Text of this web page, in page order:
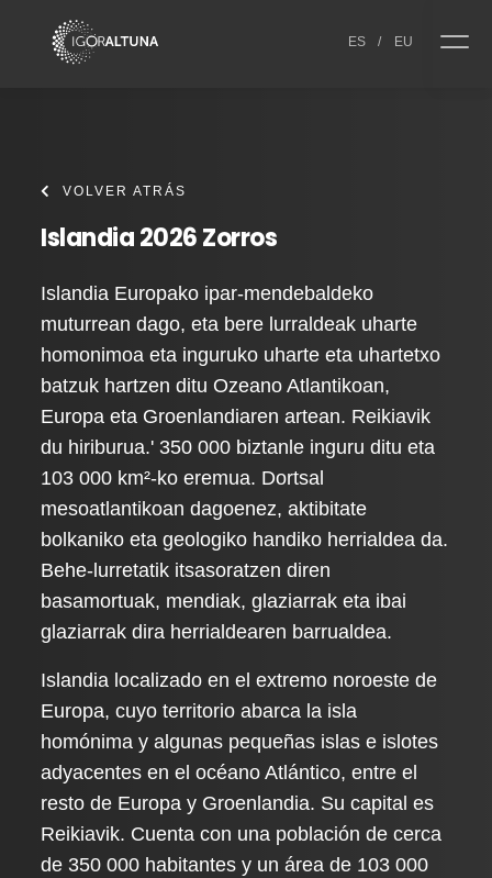
ES / EU
VOLVER ATRÁS
Islandia 2026 Zorros
Islandia Europako ipar-mendebaldeko
muturrean dago, eta bere lurraldeak uharte
homonimoa eta inguruko uharte eta uhartetxo
batzuk hartzen ditu Ozeano Atlantikoan,
Europa eta Groenlandiaren artean. Reikiavik
du hiriburua.' 350 000 biztanle inguru ditu eta
103 000 km²-ko eremua. Dortsal
mesoatlantikoan dagoenez, aktibitate
bolkaniko eta geologiko handiko herrialdea da.
Behe-lurretatik itsasoratzen diren
basamortuak, mendiak, glaziarrak eta ibai
glaziarrak dira herrialdearen barrualdea.
Islandia localizado en el extremo noroeste de
Europa, cuyo territorio abarca la isla
homónima y algunas pequeñas islas e islotes
adyacentes en el océano Atlántico, entre el
resto de Europa y Groenlandia. Su capital es
Reikiavik. Cuenta con una población de cerca
de 350 000 habitantes y un área de 103 000